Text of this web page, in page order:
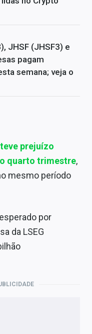
JHSF (JHSF3) e
pagam
semana; veja o
teve prejuízo
quarto trimestre,
mesmo período
por
da LSEG